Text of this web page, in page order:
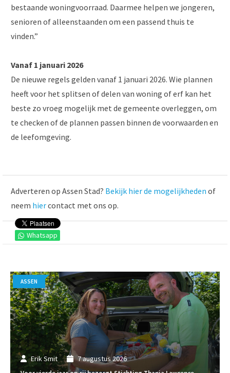
bestaande woningvoorraad. Daarmee helpen we jongeren,
senioren of alleenstaanden om een passend thuis te
vinden.”
Vanaf 1 januari 2026
De nieuwe regels gelden vanaf 1 januari 2026. Wie plannen
heeft voor het splitsen of delen van woning of erf kan het
beste zo vroeg mogelijk met de gemeente overleggen, om
te checken of de plannen passen binnen de voorwaarden en
de leefomgeving.
Whatsapp
Adverteren op Assen Stad? Bekijk hier de mogelijkheden of
neem hiercontact met ons op.
Erik Smit 7 augustus 2026
ASSEN